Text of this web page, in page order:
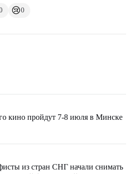
😢0
кино пройдут 7-8 июля в Минске
из стран СНГ начали снимать